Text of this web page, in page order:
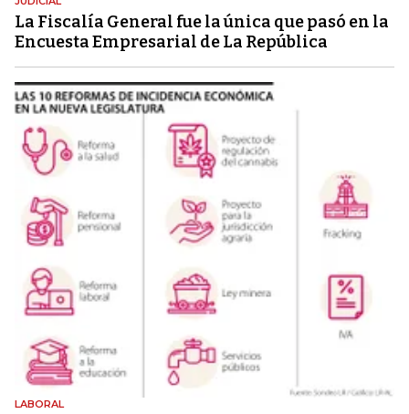
La Fiscalía General fue la única que pasó en la
Encuesta Empresarial de La República
LABORAL